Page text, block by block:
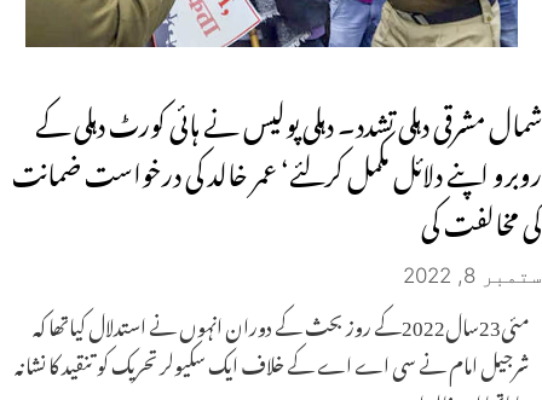
شمال مشرقی دہلی تشدد۔ دہلی پولیس نے ہائی کورٹ دہلی کے
روبرو اپنے دلائل مکمل کرلئے‘ عمر خالد کی درخواست ضمانت
کی مخالفت کی
ستمبر 8, 2022
مئی23سال2022کے روز بحث کے دوران انہوں نے استدلال کیاتھا کہ
شرجیل امام نے سی اے اے کے خلاف ایک سکیولر تحریک کو تنقید کا نشانہ